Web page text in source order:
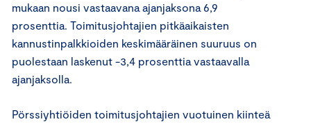
mukaan nousi vastaavana ajanjaksona 6,9
prosenttia. Toimitusjohtajien pitkäaikaisten
kannustinpalkkioiden keskimääräinen suuruus on
puolestaan laskenut -3,4 prosenttia vastaavalla
ajanjaksolla.
Pörssiyhtiöiden toimitusjohtajien vuotuinen kiinteä